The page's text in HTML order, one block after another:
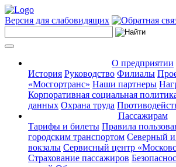
Версия для слабовидящих
О предприятии
История Руководство Филиалы
«Мосгортранс» Наши партнеры
Корпоративная социальная
данных Охрана труда
Пассажирам
Тарифы и билеты Правила
городским транспортом Северный
вокзалы Сервисный центр
Страхование пассажиров